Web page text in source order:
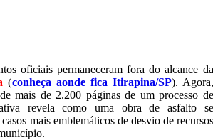
oficiais permaneceram fora do alcance da
(conheça aonde fica Itirapina/SP). Agora,
mais de 2.200 páginas de um processo de
revela como uma obra de asfalto se
mais emblemáticos de desvio de recursos